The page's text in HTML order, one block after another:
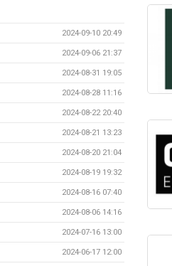
2024-09-10 20:49
2024-09-06 21:37
2024-08-31 19:05
2024-08-28 11:16
2024-08-22 20:40
2024-08-21 13:23
2024-08-20 21:04
2024-08-19 19:32
2024-08-16 07:40
2024-08-06 14:16
2024-07-16 13:00
2024-06-17 12:00